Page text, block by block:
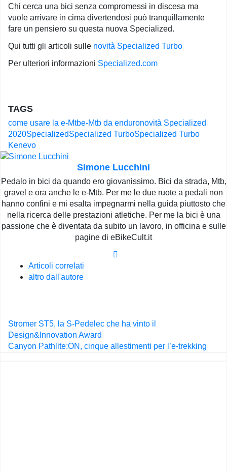
Chi cerca una bici senza compromessi in discesa ma
vuole arrivare in cima divertendosi può tranquillamente
fare un pensiero su questa nuova Specialized.
Qui tutti gli articoli sulle novità Specialized Turbo
Per ulteriori informazioni Specialized.com
TAGS
come usare la e-Mtbe-Mtb da enduronovità Specialized
2020SpecializedSpecialized TurboSpecialized Turbo
Kenevo
Simone Lucchini
Pedalo in bici da quando ero giovanissimo. Bici da strada, Mtb,
gravel e ora anche le e-Mtb. Per me le due ruote a pedali non
hanno confini e mi esalta impegnarmi nella guida piuttosto che
nella ricerca delle prestazioni atletiche. Per me la bici è una
passione che è diventata da subito un lavoro, in officina e sulle
pagine di eBikeCult.it
Articoli correlati
altro dall'autore
Navigazione
articoli
Stromer ST5, la S-Pedelec che ha vinto il
Design&Innovation Award
Canyon Pathlite:ON, cinque allestimenti per l’e-trekking